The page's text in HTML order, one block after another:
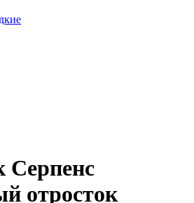
Серпенс
отросток